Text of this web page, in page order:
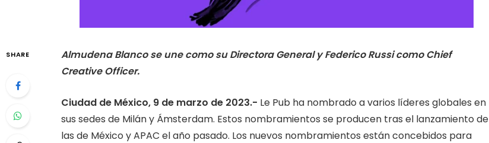
SHARE
Almudena Blanco se une como su Directora General y Federico Russi como Chief
Creative Officer.
Ciudad de México, 9 de marzo de 2023.- Le Pub ha nombrado a varios líderes globales en
sus sedes de Milán y Ámsterdam. Estos nombramientos se producen tras el lanzamiento de
las de México y APAC el año pasado. Los nuevos nombramientos están concebidos para